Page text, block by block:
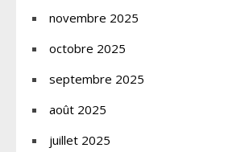
novembre 2025
octobre 2025
septembre 2025
août 2025
juillet 2025